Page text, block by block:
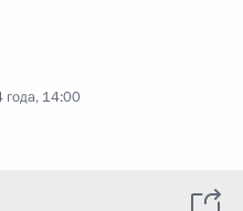
14:00